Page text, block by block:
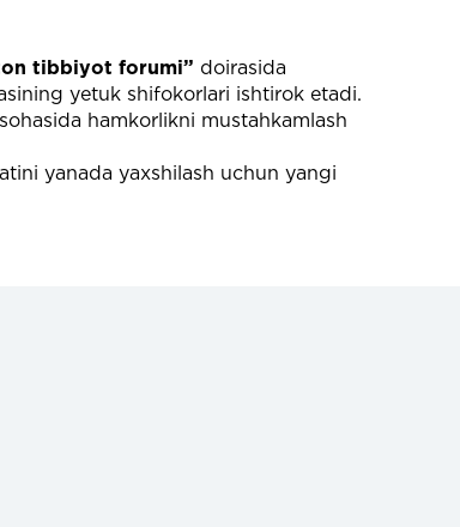
tibbiyot forumi” doirasida
yetuk shifokorlari ishtirok etadi.
hamkorlikni mustahkamlash
yanada yaxshilash uchun yangi